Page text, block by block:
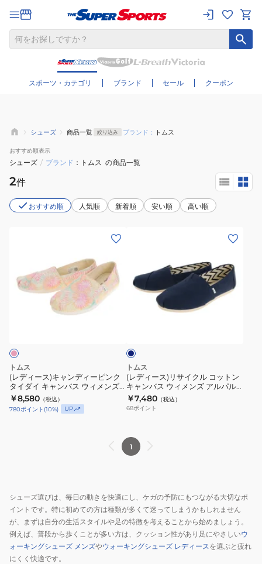
スポーツ・カテゴリ ブランド セール クーポン
さらに絞り込む
シューズ 商品一覧 絞り込み ブランド： トムス
おすすめ順表示
シューズ / ブランド トムス の商品一覧
2件
おすすめ順 人気順 新着順 安い順 高い順
ー
ス)
デ
ィ
ー
ピ
ン
ャ
ン
バ
ス
ウ
トムス
(レディース)キャンディーピンク
タイダイ キャンバス ウィメンズ
アルパルガータ 10017813 PNK
￥8,580 （税込）
780ポイント (10%) UP
ー
ス)
ク
ル
コ
ッ
ト
ャ
ン
ウ
ィ
メ
ン
ネ
トムス
(レディース)リサイクル コットン
キャンバス ウィメンズ アルパル
ガータ 10017712 NVY
￥7,480 （税込）
68ポイント
1
シューズ選びは、毎日の動きを快適にし、ケガの予防にもつながる大切なポ
イントです。特に初めての方は種類が多くて迷ってしまうかもしれません
が、まずは自分の生活スタイルや足の特徴を考えることから始めましょう。
例えば、普段から歩くことが多い方は、クッション性があり足にやさしいウ
ォーキングシューズ メンズやウォーキングシューズ レディースを選ぶと疲れ
にくく快適です。